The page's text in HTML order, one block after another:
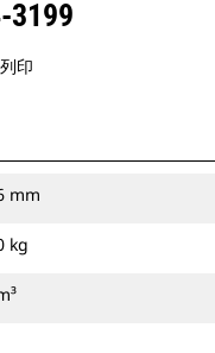
3199
列印
mm
kg